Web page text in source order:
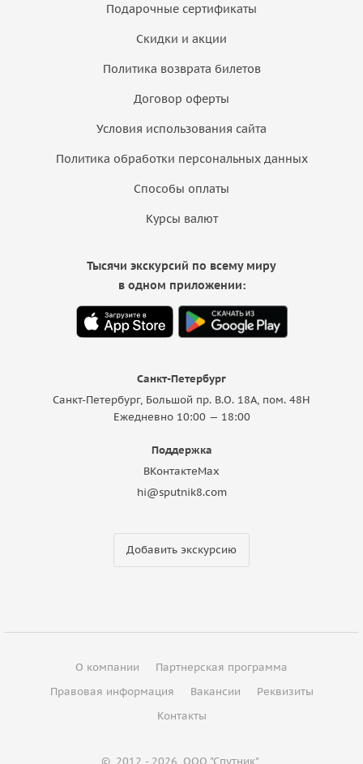
Подарочные сертификаты
Скидки и акции
Политика возврата билетов
Договор оферты
Условия использования сайта
Политика обработки персональных данных
Способы оплаты
Курсы валют
Санкт-Петербург
Санкт-Петербург, Большой пр. В.О. 18A, пом. 48Н
Ежедневно 10:00 — 18:00
Поддержка
ВКонтактеMax
hi@sputnik8.com
Добавить экскурсию
Тысячи экскурсий по всему миру
в одном приложении:
О компании
Партнерская программа
Правовая информация
Вакансии
Реквизиты
Контакты
© 2012 - 2026 ООО "Спутник"